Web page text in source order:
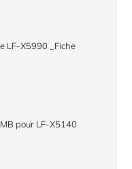
LF-X5990 _Fiche
pour LF-X5140